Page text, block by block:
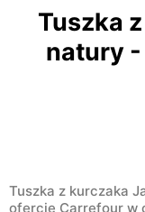
Tuszka
natury-
Tuszka z kurczaka
ofercie Carrefour w